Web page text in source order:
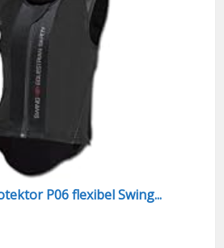
P06 flexibel Swing...